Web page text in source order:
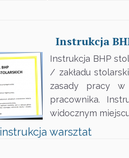
Instrukcja
Instrukcja BHP
/ zakładu
zasady pracy w
pracownika.
widocznym
instrukcja warsztat